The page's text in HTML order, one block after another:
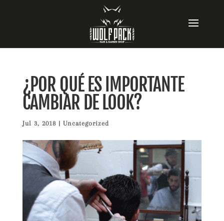
¿POR QUÉ ES IMPORTANTE
CAMBIAR DE LOOK?
Jul 3, 2018| Uncategorized